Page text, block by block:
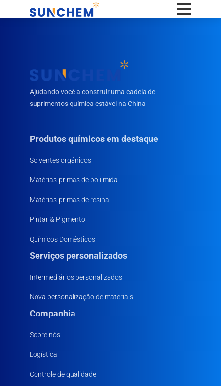
Ajudando você a construir uma cadeia de
suprimentos química estável na China
Produtos químicos em destaque
Solventes orgânicos
Matérias-primas de poliimida
Matérias-primas de resina
Pintar & Pigmento
Químicos Domésticos
Serviços personalizados
Intermediários personalizados
Nova personalização de materiais
Companhia
Sobre nós
Logística
Controle de qualidade